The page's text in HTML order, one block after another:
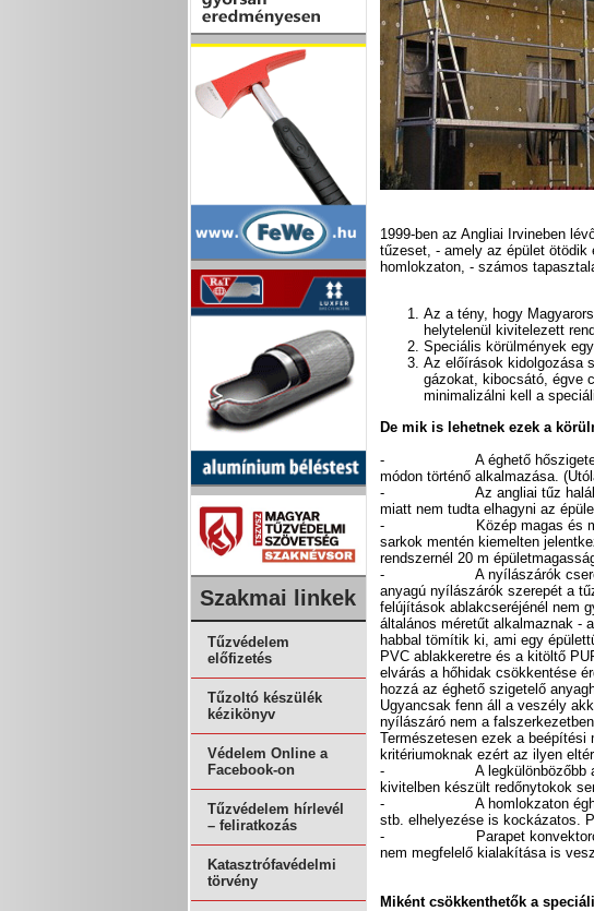
Szakmai linkek
Tűzvédelem
előfizetés
Tűzoltó készülék
kézikönyv
Védelem Online a
Facebook-on
Tűzvédelem hírlevél
– feliratkozás
Katasztrófavédelmi
törvény
1999-ben az Angliai Irvineben
tűzeset, - amely az épület
homlokzaton, - számos
Az a tény, hogy
helytelenül kivitelezett
Speciális körülmények
Az előírások kidolgozása
gázokat, kibocsátó, égve
minimalizálni kell a
De mik is lehetnek ezek a
-
A éghető
módon történő alkalmazása.
-
Az angliai tűz
miatt nem tudta elhagyni az
-
Közép magas és
sarkok mentén kiemelten
rendszernél 20 m
-
A nyílászárók
anyagú nyílászárók szerepét a
felújítások ablakcseréjénél nem
általános méretűt alkalmaznak -
habbal tömítik ki, ami egy
PVC ablakkeretre és a kitöltő
elvárás a hőhidak csökkentése
hozzá az éghető szigetelő
Ugyancsak fenn áll a veszély
nyílászáró nem a
Természetesen ezek a
kritériumoknak ezért az ilyen
-
A legkülönbözőbb
kivitelben készült redőnytokok
-
A homlokzaton
stb. elhelyezése is kockázatos.
-
Parapet
nem megfelelő kialakítása is
Miként csökkenthetők a